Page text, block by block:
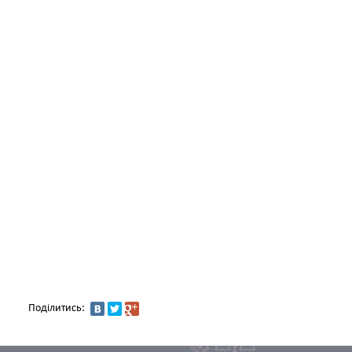
Поділитись: